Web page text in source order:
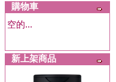
購物車
空的...
新上架商品